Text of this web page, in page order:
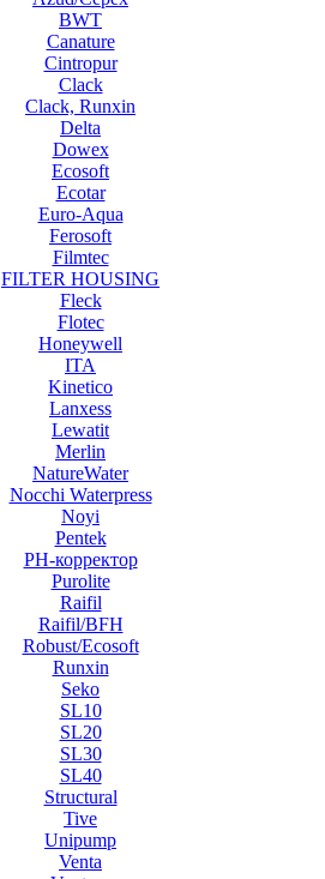
BWT
Canature
Cintropur
Clack
Clack, Runxin
Delta
Dowex
Ecosoft
Ecotar
Euro-Aqua
Ferosoft
Filmtec
FILTER HOUSING
Fleck
Flotec
Honeywell
ITA
Kinetico
Lanxess
Lewatit
Merlin
NatureWater
Nocchi Waterpress
Noyi
Pentek
PH-корректор
Purolite
Raifil
Raifil/BFH
Robust/Ecosoft
Runxin
Seko
SL10
SL20
SL30
SL40
Structural
Tive
Unipump
Venta